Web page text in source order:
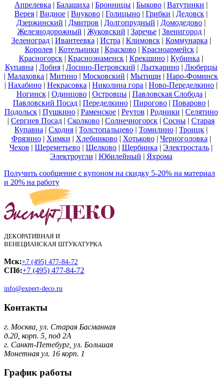
Апрелевка | Балашиха | Бронницы | Быково | Ватутинки |
Верея | Видное | Внуково | Голицыно | Грибки | Дедовск |
Дзержинский | Дмитров | Долгопрудный | Домодедово |
Железнодорожный | Жуковский | Заречье| Звенигород|
Зеленоград| Ивантеевка | Истра | Климовск| Коммунарка |
Королев | Котельники | Красково| Красноармейск|
Красногорск | Краснознаменск | Крекшино | Кубинка |
Купавна | Лобня| Лосино-Петровский | Лыткарино| Люберцы
| Малаховка | Митино | Московский | Мытищи | Наро-Фоминск
| Нахабино | Некрасовка | Николина гора | Ново-Переделкино |
Ногинск| Одинцово| Островцы| Павловская Слобода |
Павловский Посад | Переделкино | Пирогово | Поварово |
Подольск| Пушкино| Раменское| Реутов | Родники | Селятино
| Сергиев Посад | Сколково | Солнечногорск | Сосны | Старая
Купавна | Сходня | Толстопальцево | Томилино | Троицк |
Фрязино| Химки | Хлебниково| Хотьково| Черноголовка |
Чехов | Шереметьево | Щелково | Щербинка | Электросталь |
Электроугли | Юбилейный | Яхрома
Получить сообщение с купоном на скидку 5-20% на материал
и 20% на работу
ДЕКОРАТИВНАЯ И
ВЕНЕЦИАНСКАЯ ШТУКАТУРКА
Мск:+7 (495) 477-84-72
СПб:+7 (495) 477-84-72
info@expert-deco.ru
Контакты
г. Москва, ул. Старая Басманная
д.20, корп. 5, под 2А
г. Санкт-Петебург, ул. Большая
Монетная ул. 16 корп. 1
График работы